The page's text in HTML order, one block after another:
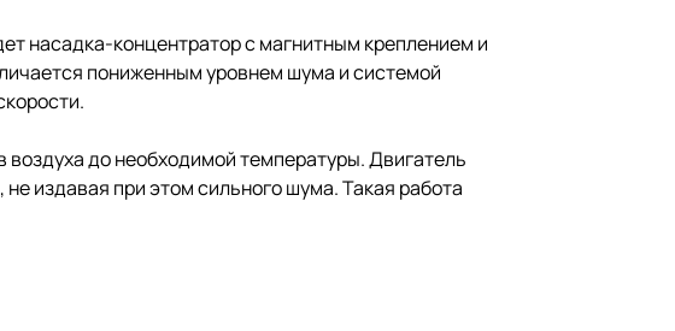
насадка-концентратор с магнитным креплением и
пониженным уровнем шума и системой
воздуха до необходимой температуры. Двигатель
издавая при этом сильного шума. Такая работа